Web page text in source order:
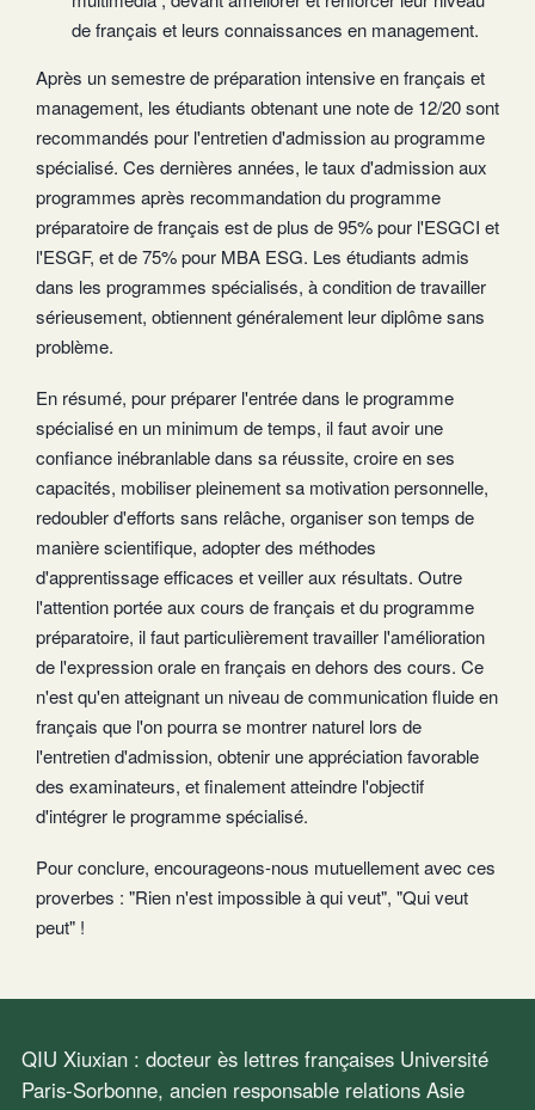
de français et leurs connaissances en management.
Après un semestre de préparation intensive en français et
management, les étudiants obtenant une note de 12/20 sont
recommandés pour l'entretien d'admission au programme
spécialisé. Ces dernières années, le taux d'admission aux
programmes après recommandation du programme
préparatoire de français est de plus de 95% pour l'ESGCI et
l'ESGF, et de 75% pour MBA ESG. Les étudiants admis
dans les programmes spécialisés, à condition de travailler
sérieusement, obtiennent généralement leur diplôme sans
problème.
En résumé, pour préparer l'entrée dans le programme
spécialisé en un minimum de temps, il faut avoir une
confiance inébranlable dans sa réussite, croire en ses
capacités, mobiliser pleinement sa motivation personnelle,
redoubler d'efforts sans relâche, organiser son temps de
manière scientifique, adopter des méthodes
d'apprentissage efficaces et veiller aux résultats. Outre
l'attention portée aux cours de français et du programme
préparatoire, il faut particulièrement travailler l'amélioration
de l'expression orale en français en dehors des cours. Ce
n'est qu'en atteignant un niveau de communication fluide en
français que l'on pourra se montrer naturel lors de
l'entretien d'admission, obtenir une appréciation favorable
des examinateurs, et finalement atteindre l'objectif
d'intégrer le programme spécialisé.
Pour conclure, encourageons-nous mutuellement avec ces
proverbes : "Rien n'est impossible à qui veut", "Qui veut
peut" !
QIU Xiuxian : docteur ès lettres françaises Université
Paris-Sorbonne, ancien responsable relations Asie